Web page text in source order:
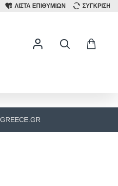
ΛΙΣΤΑ ΕΠΙΘΥΜΙΩΝ ΣΥΓΚΡΙΣΗ